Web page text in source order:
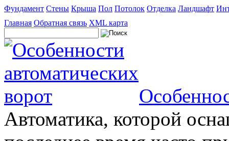
Фундамент Стены Крыша Пол Потолок Отделка Ландшафт
Главная Обратная связь XML карта
Автоматика, которой